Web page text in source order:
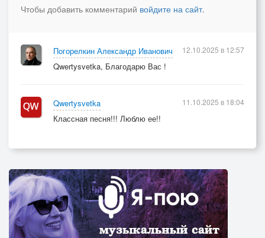
Чтобы добавить комментарий войдите на сайт.
Погорелкин Александр Иванович
Qwertysvetka, Благодарю Вас !
12.10.2025 в 12:57
Qwertysvetka
Классная песня!!! Люблю ее!!
11.10.2025 в 18:04